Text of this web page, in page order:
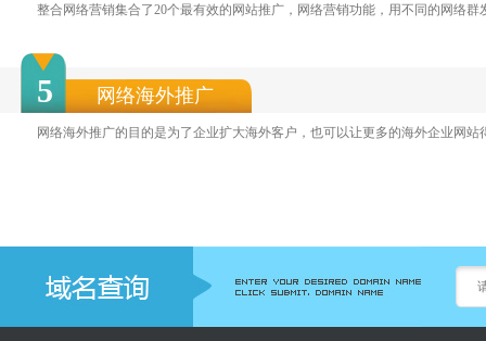
整合网络营销集合了20个最有效的网站推广，网络营销功能，用不同的网络
5 网络海外推广
网络海外推广的目的是为了企业扩大海外客户，也可以让更多的海外企业网